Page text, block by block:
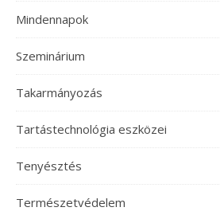
Mindennapok
Szeminárium
Takarmányozás
Tartástechnológia eszközei
Tenyésztés
Természetvédelem